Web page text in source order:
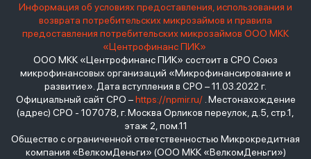
Информация об условиях предоставления, использования и
возврата потребительских микрозаймов и правила
предоставления потребительских микрозаймов ООО МКК
«Центрофинанс ПИК»
ООО МКК «Центрофинанс ПИК» состоит в СРО Союз
микрофинансовых организаций «Микрофинансирование и
развитие». Дата вступления в СРО – 11.03.2022 г.
Официальный сайт СРО –https://npmir.ru/. Местонахождение
(адрес) СРО - 107078, г. Москва Орликов переулок, д.5, стр.1,
этаж 2, пом.11
Общество с ограниченной ответственностью Микрокредитная
компания «ВелкомДеньги» (ООО МКК «ВелкомДеньги»)